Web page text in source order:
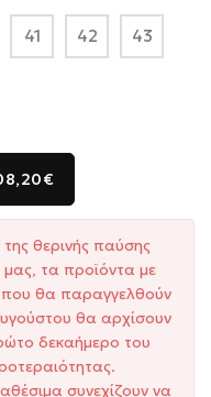
41 42 43
θερινής παύσης
μας, τα προϊόντα με
που θα παραγγελθούν
θα αρχίσουν
δεκαήμερο του
συνεχίζουν να